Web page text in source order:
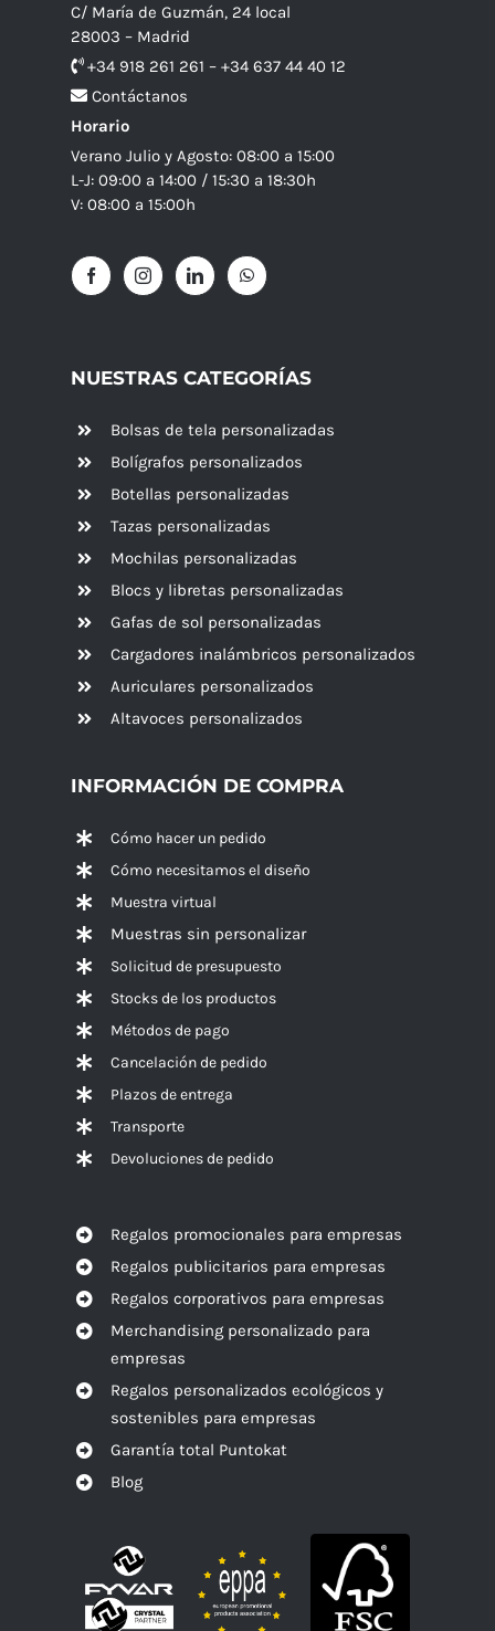
C/ María de Guzmán, 24 local
28003 – Madrid
+34 918 261 261 – +34 637 44 40 12
Contáctanos
Horario
Verano Julio y Agosto: 08:00 a 15:00
L-J: 09:00 a 14:00 / 15:30 a 18:30h
V: 08:00 a 15:00h
NUESTRAS CATEGORÍAS
Bolsas de tela personalizadas
Bolígrafos personalizados
Botellas personalizadas
Tazas personalizadas
Mochilas personalizadas
Blocs y libretas personalizadas
Gafas de sol personalizadas
Cargadores inalámbricos personalizados
Auriculares personalizados
Altavoces personalizados
INFORMACIÓN DE COMPRA
Cómo hacer un pedido
Cómo necesitamos el diseño
Muestra virtual
Muestras sin personalizar
Solicitud de presupuesto
Stocks de los productos
Métodos de pago
Cancelación de pedido
Plazos de entrega
Transporte
Devoluciones de pedido
Regalos promocionales para empresas
Regalos publicitarios para empresas
Regalos corporativos para empresas
Merchandising personalizado para
empresas
Regalos personalizados ecológicos y
sostenibles para empresas
Garantía total Puntokat
Blog